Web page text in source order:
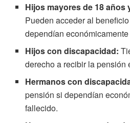
Hijos mayores de 18 años
Pueden acceder al
dependían
Hijos con discapacidad:
derecho a recibir la pensión
Hermanos con
pensión si dependían
fallecido.